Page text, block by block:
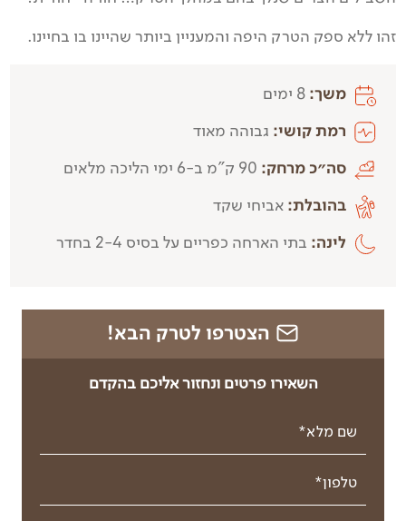
זהו ללא ספק הטרק היפה והמעניין ביותר שהיינו בו בחיינו.
משך: 8 ימים
רמת קושי: גבוהה מאוד
סה״כ מרחק:
בהובלת: אביחי שקד
לינה: בתי הארחה כפריים על בסיס 2-4 בחדר
הצטרפו לטרק הבא!
השאירו פרטים ונחזור אליכם בהקדם
שם מלא*
טלפון*